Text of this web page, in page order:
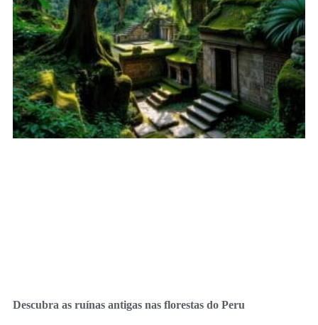
Descubra as ruínas antigas nas florestas do Peru